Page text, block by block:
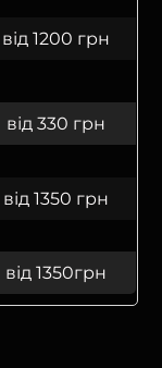
від 1200 грн
від 330 грн
від 1350 грн
від 1350грн